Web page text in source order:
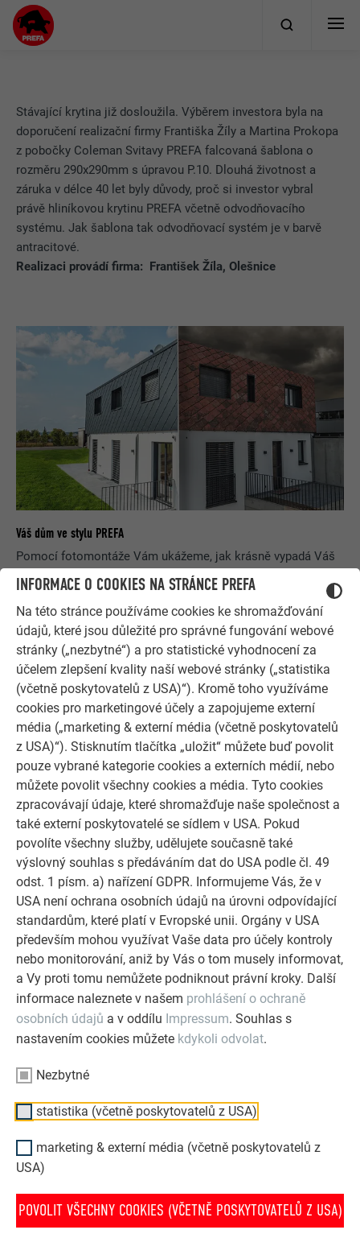
INFORMACE O COOKIES NA STRÁNCE PREFA
Na této stránce používáme cookies ke shromažďování
údajů, které jsou důležité pro správné fungování webové
stránky („nezbytné“) a pro statistické vyhodnocení za
účelem zlepšení kvality naší webové stránky („statistika
(včetně poskytovatelů z USA)“). Kromě toho využíváme
cookies pro marketingové účely a zapojujeme externí
média („marketing & externí média (včetně poskytovatelů
z USA)“). Stisknutím tlačítka „uložit“ můžete buď povolit
pouze vybrané kategorie cookies a externích médií, nebo
můžete povolit všechny cookies a média. Tyto cookies
zpracovávají údaje, které shromažďuje naše společnost a
také externí poskytovatelé se sídlem v USA. Pokud
povolíte všechny služby, udělujete současně také
výslovný souhlas s předáváním dat do USA podle čl. 49
odst. 1 písm. a) nařízení GDPR. Informujeme Vás, že v
USA není ochrana osobních údajů na úrovni odpovídající
standardům, které platí v Evropské unii. Orgány v USA
především mohou využívat Vaše data pro účely kontroly
nebo monitorování, aniž by Vás o tom musely informovat,
a Vy proti tomu nemůžete podniknout právní kroky. Další
informace naleznete v našem prohlášení o ochraně
osobních údajů a v oddílu Impressum. Souhlas s
nastavením cookies můžete kdykoli odvolat.
Nezbytné
statistika (včetně poskytovatelů z USA)
marketing & externí média (včetně poskytovatelů z
USA)
POVOLIT VŠECHNY COOKIES (VČETNĚ POSKYTOVATELŮ Z USA)
Stávající krytina již dosloužila. Výběrem investora byla na
doporučení realizační firmy Františka Žíly a Martina Prokopa
z pobočky Coleman Svitavy PREFA falcovaná šablona o
rozměru 290x290mm s úpravou P.10. Dlouhá životnost a
záruka v délce 40 let byly důvody, proč si investor vybral
právě hliníkovou krytinu PREFA včetně odvodňovacího
systému. Jak šablona tak odvodňovací systém je v barvě
antracitové.
Realizaci provádí firma: František Žíla, Olešnice
Váš dům ve stylu PREFA
Pomocí fotomontáže Vám ukážeme, jak krásně vypadá Váš
dům se střechou nebo fasádou PREFA.
K FOTOSERVISU
PREFA sortiment
Přesvědčte se o všestranné nabídce PREFA a objevte ten
správný produkt pro Vaši střechu a fasádu. Ideální pro
novostavby i rekonstrukce!
NYNÍ OBJEVIT SORTIMENT
Nabídka řemeslníka z Vašeho regionu speciálně pro Vás